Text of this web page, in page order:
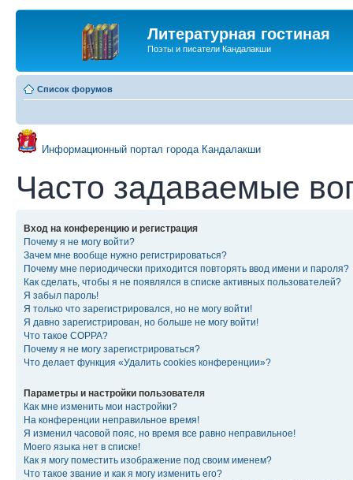
Литературная гостиная
Поэты и писатели Кандалакши
Список форумов
Информационный портал города Кандалакши
Часто задаваемые
Вход на конференцию и регистрация
Почему я не могу войти?
Зачем мне вообще нужно регистрироваться?
Почему мне периодически приходится повторять ввод имени и пароля?
Как сделать, чтобы я не появлялся в списке активных пользователей?
Я забыл пароль!
Я только что зарегистрировался, но не могу войти!
Я давно зарегистрирован, но больше не могу войти!
Что такое COPPA?
Почему я не могу зарегистрироваться?
Что делает функция «Удалить cookies конференции»?
Параметры и настройки пользователя
Как мне изменить мои настройки?
На конференции неправильное время!
Я изменил часовой пояс, но время все равно неправильное!
Моего языка нет в списке!
Как я могу поместить изображение под своим именем?
Что такое звание и как я могу изменить его?